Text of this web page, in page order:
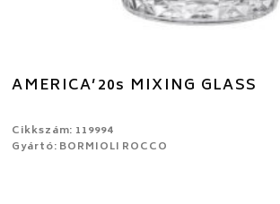
AMERICA’20s MIXING GLASS
Cikkszám: 119994
Gyártó: BORMIOLI ROCCO